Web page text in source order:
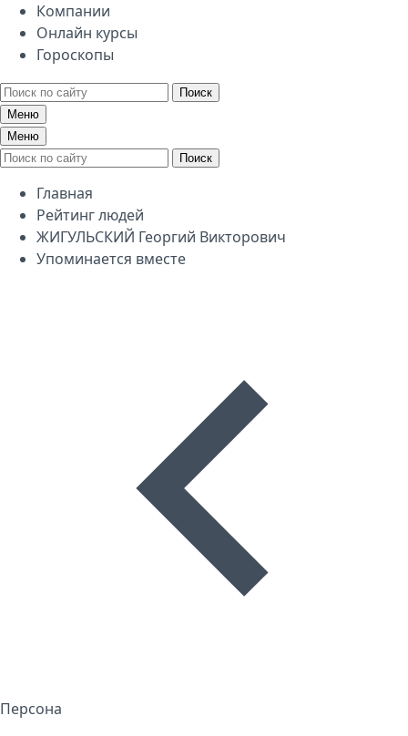
Компании
Онлайн курсы
Гороскопы
Поиск
Меню
Меню
Поиск
Главная
Рейтинг людей
ЖИГУЛЬСКИЙ Георгий Викторович
Упоминается вместе
Персона